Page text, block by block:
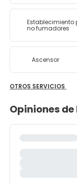
Establecimiento
no fumadores
Ascensor
OTROS SERVICIOS
Opiniones